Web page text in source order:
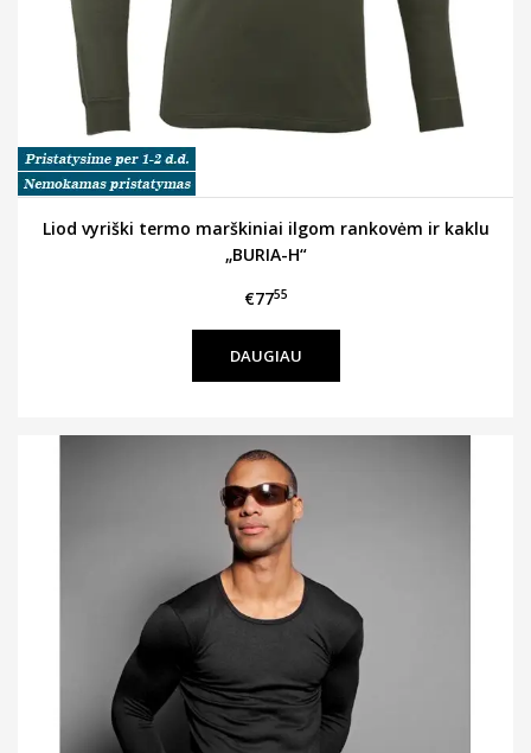
Liod vyriški termo marškiniai ilgom rankovėm ir kaklu
„BURIA-H“
€7755
DAUGIAU